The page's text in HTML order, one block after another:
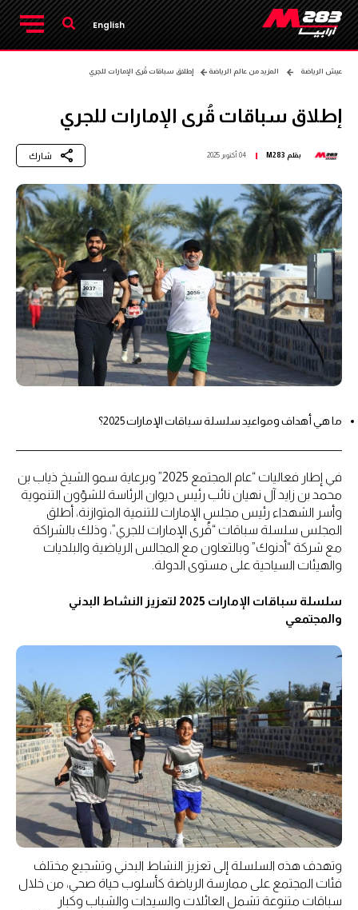
English
عيش الرياضة المزيد من عالم الرياضة إطلاق سباقات قُرى الإمارات للجري
إطلاق سباقات قُرى الإمارات للجري
بقلم M283 04 أكتوبر 2025 شارك
ما هي أهداف ومواعيد سلسلة سباقات الإمارات 2025؟
في إطار فعاليات “عام المجتمع 2025” وبرعاية سمو الشيخ ذياب بن
محمد بن زايد آل نهيان نائب رئيس ديوان الرئاسة للشؤون التنموية
وأسر الشهداء رئيس مجلس الإمارات للتنمية المتوازنة، أطلق
المجلس سلسلة سباقات “قُرى الإمارات للجري”، وذلك بالشراكة
مع شركة “أدنوك” وبالتعاون مع المجالس الرياضية والبلديات
والهيئات السياحية على مستوى الدولة.
سلسلة سباقات الإمارات 2025 لتعزيز النشاط البدني
والمجتمعي
وتهدف هذه السلسلة إلى تعزيز النشاط البدني وتشجيع مختلف
فئات المجتمع على ممارسة الرياضة كأسلوب حياة صحي، من خلال
سباقات متنوعة تشمل العائلات والسيدات والشباب وكبار